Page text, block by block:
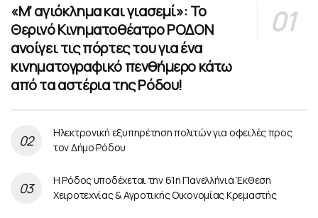
«Μ’ αγιόκλημα και γιασεμί»: Το
Θερινό Κινηματοθέατρο ΡΟΔΟΝ
ανοίγει τις πόρτες του για ένα
κινηματογραφικό πενθήμερο κάτω
από τα αστέρια της Ρόδου!
Ηλεκτρονική εξυπηρέτηση πολιτών για οφειλές προς
τον Δήμο Ρόδου
Η Ρόδος υποδέχεται την 61η Πανελλήνια Έκθεση
Χειροτεχνίας & Αγροτικής Οικονομίας Κρεμαστής